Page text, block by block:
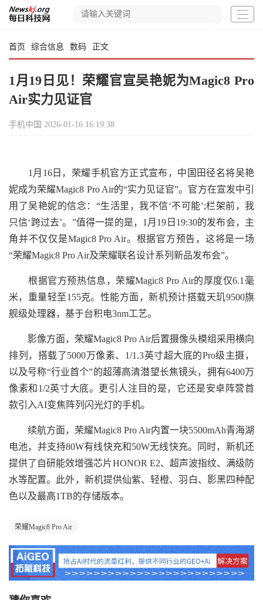
首页 综合信息 数码 正文
1月19日见！荣耀官宣吴艳妮为Magic8 Pro
Air实力见证官
手机中国 2026-01-16 16:19:38
1月16日，荣耀手机官方正式宣布，中国田径名将吴艳
妮成为荣耀Magic8 Pro Air的“实力见证官”。官方在宣发中引
用了吴艳妮的信念：“生活里，我不信‘不可能’;栏架前，我
只信‘跨过去’。”值得一提的是，1月19日19:30的发布会，主
角并不仅仅是Magic8 Pro Air。根据官方预告，这将是一场
“荣耀Magic8 Pro Air及荣耀联名设计系列新品发布会”。
根据官方预热信息，荣耀Magic8 Pro Air的厚度仅6.1毫
米，重量轻至155克。性能方面，新机预计搭载天玑9500旗
舰级处理器，基于台积电3nm工艺。
影像方面，荣耀Magic8 Pro Air后置摄像头模组采用横向
排列，搭载了5000万像素、1/1.3英寸超大底的Pro级主摄，
以及号称“行业首个”的超薄高清潜望长焦镜头，拥有6400万
像素和1/2英寸大底。更引人注目的是，它还是安卓阵营首
款引入AI变焦阵列闪光灯的手机。
续航方面，荣耀Magic8 Pro Air内置一块5500mAh青海湖
电池，并支持80W有线快充和50W无线快充。同时，新机还
提供了自研能效增强芯片HONOR E2、超声波指纹、满级防
水等配置。此外，新机提供仙紫、轻橙、羽白、影黑四种配
色以及最高1TB的存储版本。
荣耀Magic8 Pro Air